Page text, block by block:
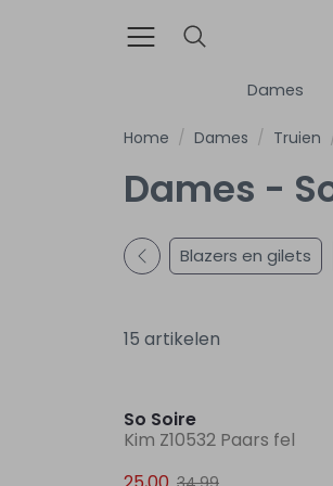
Dames
Home Dames Truien
Dames -
Blazers en gilets
15 artikelen
So Soire
Kim Z10532 Paars fel